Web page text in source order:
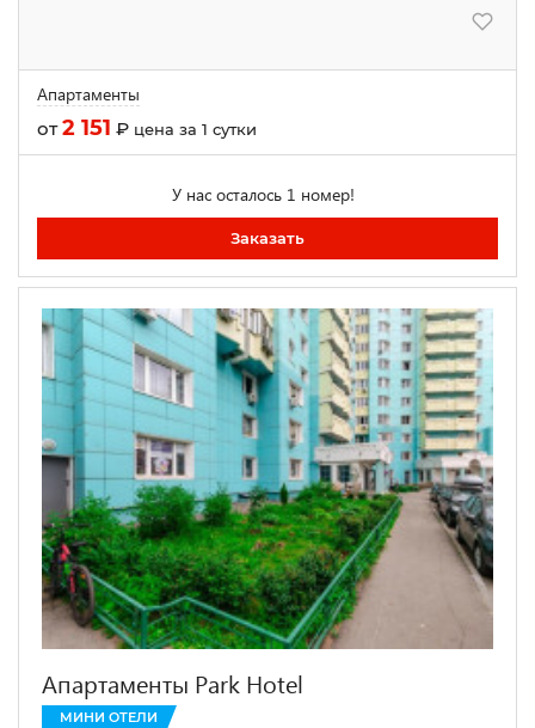
Апартаменты
от2 151 ₽ цена за 1 сутки
У нас осталось 1 номер!
Заказать
Апартаменты Park Hotel
МИНИ ОТЕЛИ